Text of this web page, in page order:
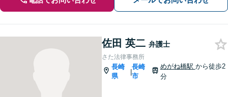
佐田 英二 弁護士
さた法律事務所
長崎
県
|
長崎
市
めがね橋駅 から徒歩2
分